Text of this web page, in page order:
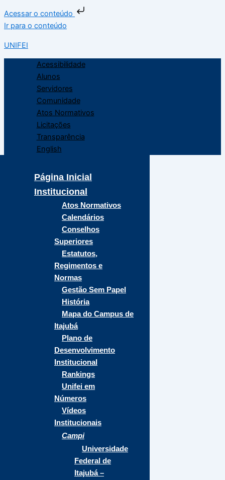
Acessar o conteúdo
Ir para o conteúdo
UNIFEI
Acessibilidade
Alunos
Servidores
Comunidade
Atos Normativos
Licitações
Transparência
English
Página Inicial
Institucional
Atos Normativos
Calendários
Conselhos
Superiores
Estatutos,
Regimentos e
Normas
Gestão Sem Papel
História
Mapa do Campus de
Itajubá
Plano de
Desenvolvimento
Institucional
Rankings
Unifei em
Números
Vídeos
Institucionais
Campi
Universidade
Federal de
Itajubá –